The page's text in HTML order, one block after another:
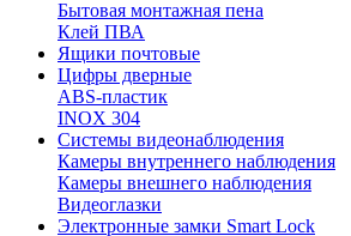
Бытовая монтажная пена
Клей ПВА
Ящики почтовые
Цифры дверные
ABS-пластик
INOX 304
Системы видеонаблюдения
Камеры внутреннего наблюдения
Камеры внешнего наблюдения
Видеоглазки
Электронные замки Smart Lock